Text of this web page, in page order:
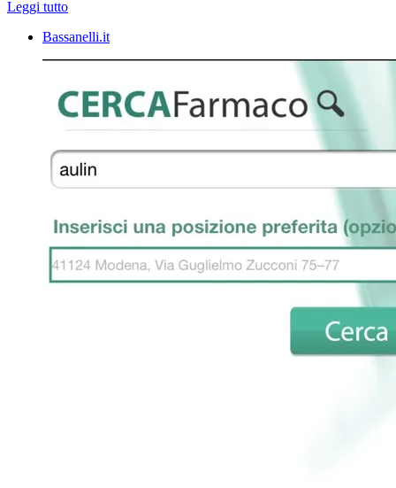
Leggi tutto
Bassanelli.it